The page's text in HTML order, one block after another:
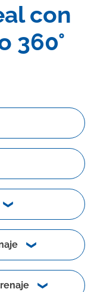
con
360°